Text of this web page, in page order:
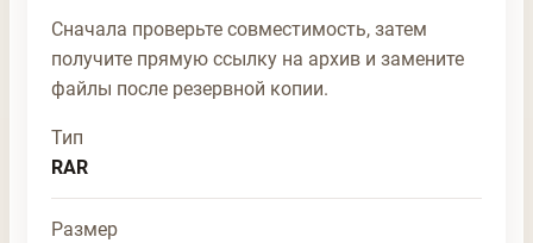
Сначала проверьте совместимость, затем
получите прямую ссылку на архив и замените
файлы после резервной копии.
Тип
RAR
Размер